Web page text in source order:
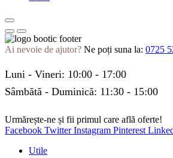
Ai nevoie de ajutor? Ne poți suna la: 0725
Luni - Vineri: 10:00 - 17:00
Sâmbătă - Duminică: 11:30 - 15:00
Urmărește-ne și fii primul care află oferte!
Facebook Twitter Instagram Pinterest
Utile